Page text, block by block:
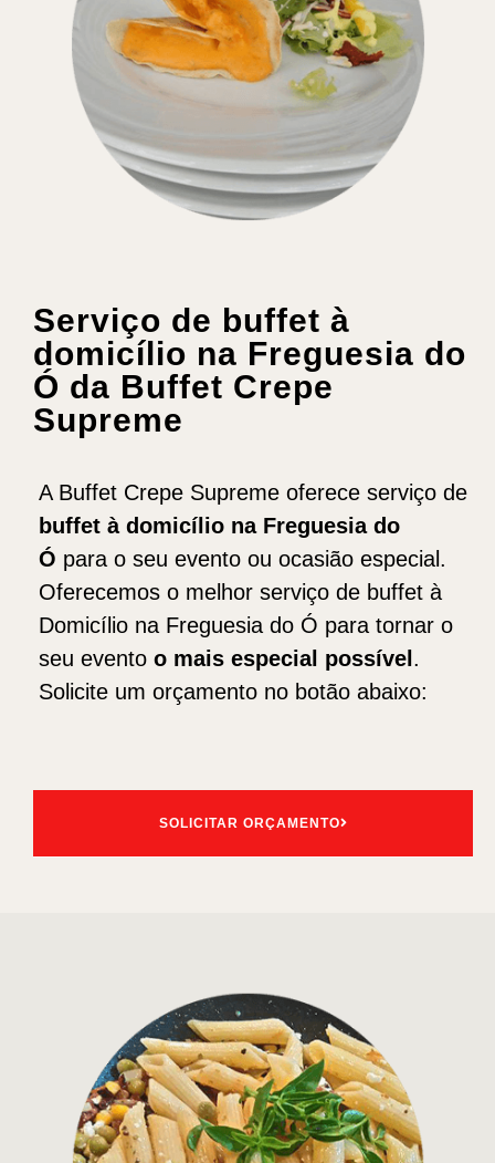
Serviço de buffet à
domicílio na Freguesia do
Ó da Buffet Crepe
Supreme
A Buffet Crepe Supreme oferece serviço de
buffet à domicílio na Freguesia do
Ó para o seu evento ou ocasião especial.
Oferecemos o melhor serviço de buffet à
Domicílio na Freguesia do Ó para tornar o
seu evento o mais especial possível .
Solicite um orçamento no botão abaixo:
SOLICITAR ORÇAMENTO